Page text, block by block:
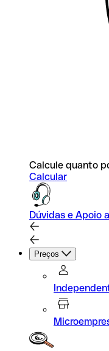
Calcule quanto
Calcular
Dúvidas e Apoio
Preços